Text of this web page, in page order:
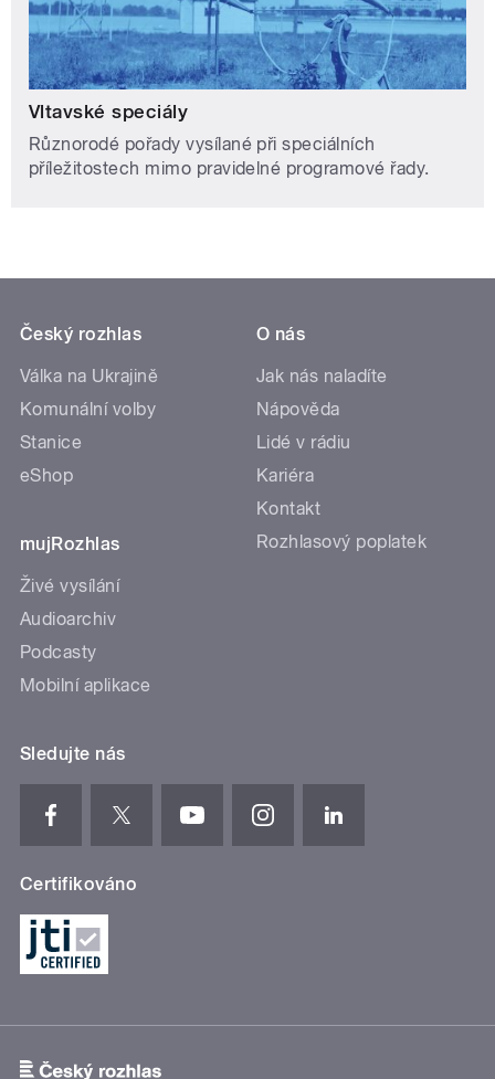
Vltavské speciály
Různorodé pořady vysílané při speciálních
příležitostech mimo pravidelné programové řady.
Český rozhlas
Válka na Ukrajině
Komunální volby
Stanice
eShop
mujRozhlas
Živé vysílání
Audioarchiv
Podcasty
Mobilní aplikace
O nás
Jak nás naladíte
Nápověda
Lidé v rádiu
Kariéra
Kontakt
Rozhlasový poplatek
Sledujte nás
Certifikováno